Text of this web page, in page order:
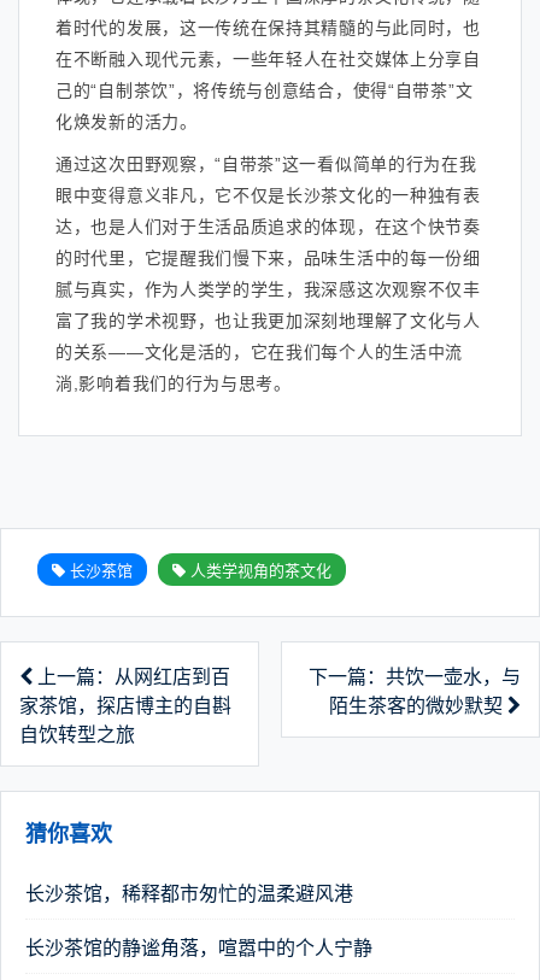
着时代的发展，这一传统在保持其精髓的与此同时，也
在不断融入现代元素，一些年轻人在社交媒体上分享自
己的“自制茶饮”，将传统与创意结合，使得“自带茶”文
化焕发新的活力。
通过这次田野观察，“自带茶”这一看似简单的行为在我
眼中变得意义非凡，它不仅是长沙茶文化的一种独有表
达，也是人们对于生活品质追求的体现，在这个快节奏
的时代里，它提醒我们慢下来，品味生活中的每一份细
腻与真实，作为人类学的学生，我深感这次观察不仅丰
富了我的学术视野，也让我更加深刻地理解了文化与人
的关系——文化是活的，它在我们每个人的生活中流
淌,影响着我们的行为与思考。
长沙茶馆 人类学视角的茶文化
上一篇：从网红店到百
家茶馆，探店博主的自斟
自饮转型之旅
下一篇：共饮一壶水，与
陌生茶客的微妙默契
猜你喜欢
长沙茶馆，稀释都市匆忙的温柔避风港
长沙茶馆的静谧角落，喧嚣中的个人宁静